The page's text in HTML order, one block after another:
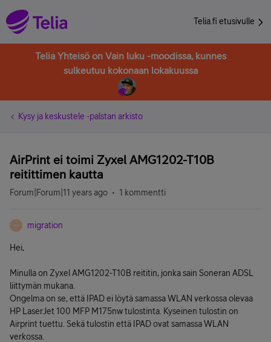
Telia.fi etusivulle
Telia Yhteisö on Vain luku -moodissa, kunnes
sulkeutuu kokonaan lokakuussa
Kysy ja keskustele -palstan arkisto
AirPrint ei toimi Zyxel AMG1202-T10B
reitittimen kautta
Forum|Forum|11 years ago 1 kommentti
M migration
Hei,
Minulla on Zyxel AMG1202-T10B reititin, jonka sain Soneran ADSL
liittymän mukana.
Ongelma on se, että IPAD ei löytä samassa WLAN verkossa olevaa
HP LaserJet 100 MFP M175nw tulostinta. Kyseinen tulostin on
Airprint tuettu. Sekä tulostin että IPAD ovat samassa WLAN
verkossa.